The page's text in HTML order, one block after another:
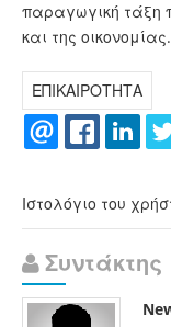
παραγωγική τάξη
και της οικονομίας.
ΕΠΙΚΑΙΡΟΤΗΤΑ
Ιστολόγιο του
Συντάκτης